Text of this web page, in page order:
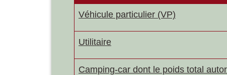
Véhicule particulier (VP)
Utilitaire
Camping-car dont le poids total